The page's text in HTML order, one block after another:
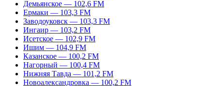
Демьянское — 102,6 FM
Ермаки — 103,3 FM
Заводоуковск — 103,3 FM
Ингаир — 103,2 FM
Исетское — 102,9 FM
Ишим — 104,9 FM
Казанское — 100,2 FM
Нагорный — 100,4 FM
Нижняя Тавда — 101,2 FM
Новоалександровка — 100,2 FM